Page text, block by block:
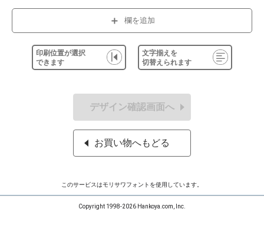
欄を追加
印刷位置が選択
できます
文字揃えを
切替えられます
デザイン確認画面へ
お買い物へもどる
このサービスはモリサワフォントを使用しています。
Copyright 1998-2026 Hankoya.com, Inc.